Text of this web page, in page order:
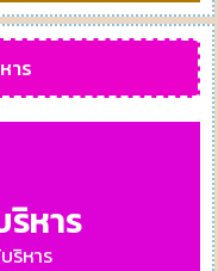
าร
หาร
ริหาร